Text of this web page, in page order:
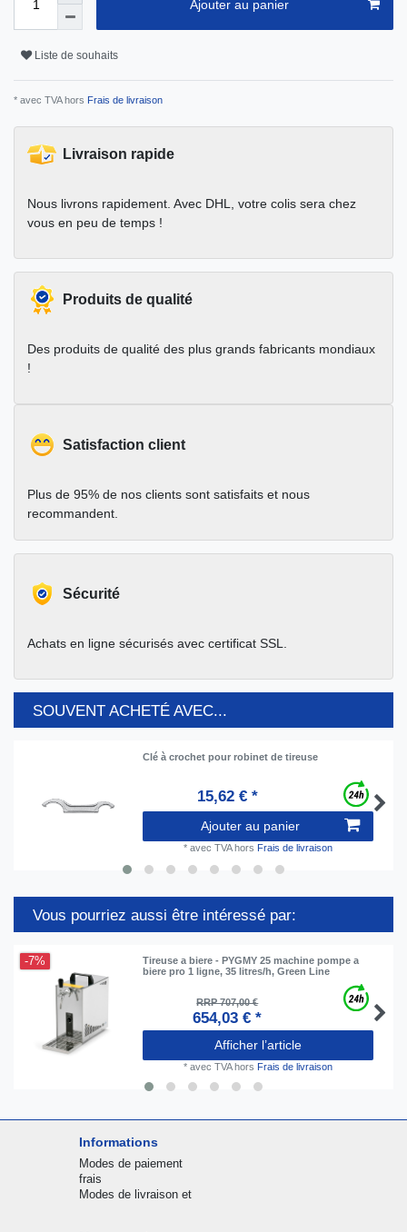
Ajouter au panier
Liste de souhaits
* avec TVA hors Frais de livraison
Livraison rapide
Nous livrons rapidement. Avec DHL, votre colis sera chez
vous en peu de temps !
Produits de qualité
Des produits de qualité des plus grands fabricants mondiaux
!
Satisfaction client
Plus de 95% de nos clients sont satisfaits et nous
recommandent.
Sécurité
Achats en ligne sécurisés avec certificat SSL.
SOUVENT ACHETÉ AVEC...
Clé à crochet pour robinet de tireuse
15,62 € *
Ajouter au panier
* avec TVAhors Frais de livraison
Vous pourriez aussi être intéressé par:
-7%
Tireuse a biere - PYGMY 25 machine pompe a
biere pro 1 ligne, 35 litres/h, Green Line
RRP 707,00 €
654,03 € *
Afficher l’article
* avec TVAhors Frais de livraison
Informations
Modes de paiement
frais
Modes de livraison et